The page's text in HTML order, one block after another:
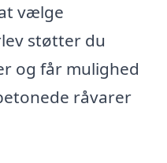
vælge
støtter du
og får mulighed
råvarer